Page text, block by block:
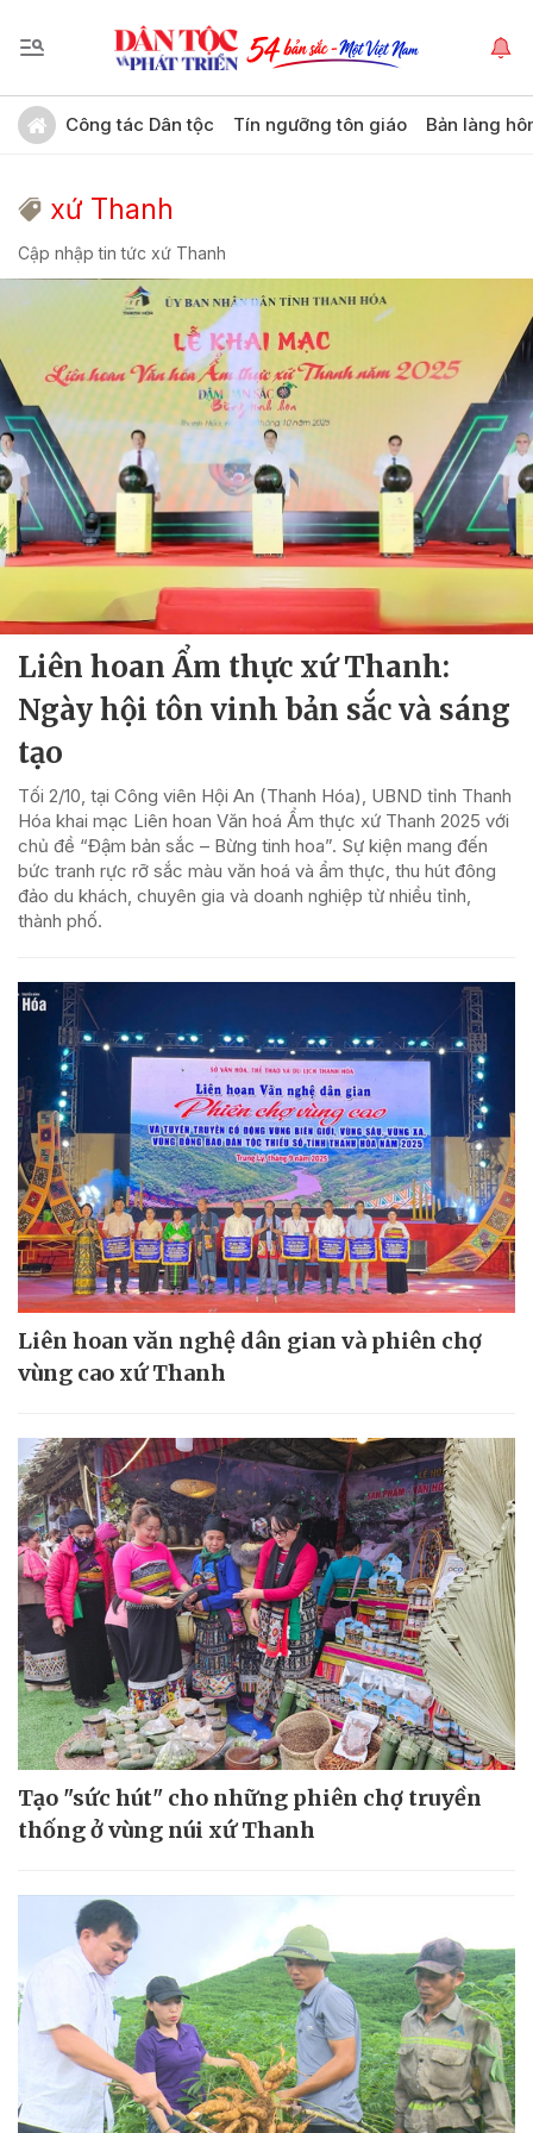
Công tác Dân tộc Tín ngưỡng tôn giáo Bản làng
xứ Thanh
Cập nhập tin tức xứ Thanh
Liên hoan Ẩm thực xứ Thanh:
Ngày hội tôn vinh bản sắc và sáng
tạo
Tối 2/10, tại Công viên Hội An (Thanh Hóa), UBND tỉnh Thanh
Hóa khai mạc Liên hoan Văn hoá Ẩm thực xứ Thanh 2025 với
chủ đề “Đậm bản sắc – Bừng tinh hoa”. Sự kiện mang đến
bức tranh rực rỡ sắc màu văn hoá và ẩm thực, thu hút đông
đảo du khách, chuyên gia và doanh nghiệp từ nhiều tỉnh,
thành phố.
Liên hoan văn nghệ dân gian và phiên chợ
vùng cao xứ Thanh
Tạo "sức hút" cho những phiên chợ truyền
thống ở vùng núi xứ Thanh